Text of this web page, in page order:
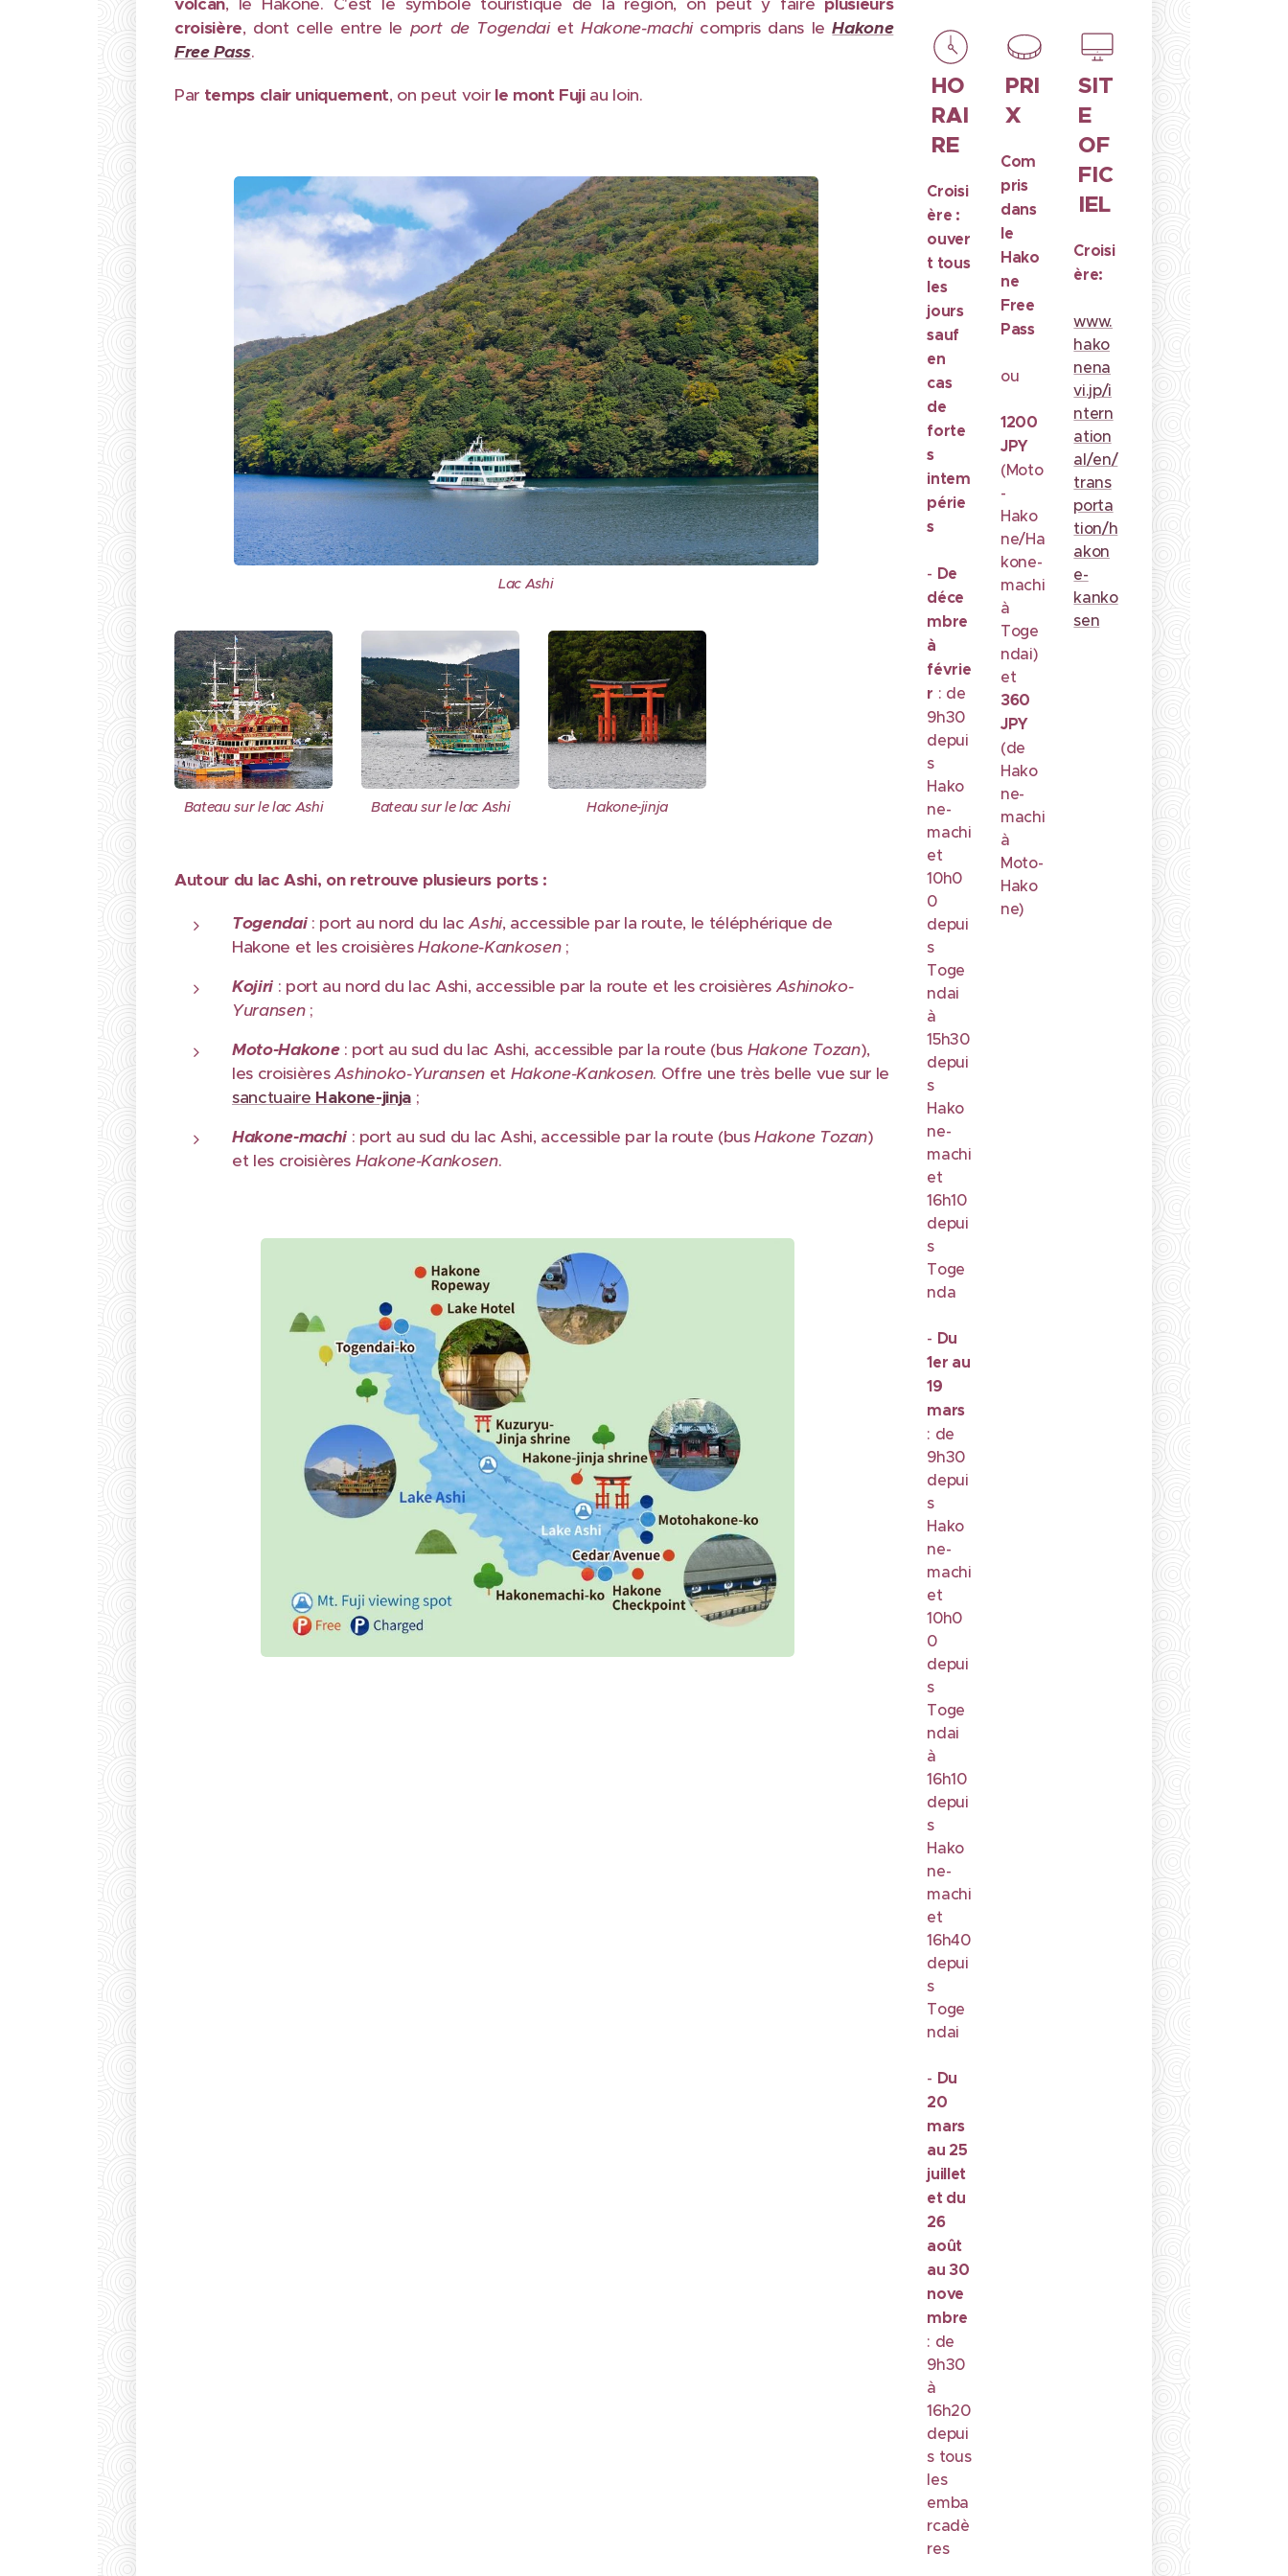
croisière, dont celle entre le port de TogendaietHakone-machicompris dans leHakone
Free Pass.
Par temps clair uniquement, on peut voir le mont Fuji au loin.
Lac Ashi
Bateau sur le lac Ashi Bateau sur le lac Ashi Hakone-jinja
Autour du lac Ashi, on retrouve plusieurs ports :
Togendai: port au nord du lacAshi, accessible par la route, le téléphérique de
Hakone et les croisièresHakone-Kankosen;
Kojiri: port au nord du lac Ashi, accessible par la route et les croisières Ashinoko-
Yuransen;
Moto-Hakone : port au sud du lac Ashi, accessible par la route (bus Hakone Tozan),
les croisièresAshinoko-Yuransen et Hakone-Kankosen. Offre une très belle vue sur le
sanctuaire Hakone-jinja ;
Hakone-machi: port au sud du lac Ashi, accessible par la route (busHakone Tozan)
et les croisières Hakone-Kankosen.
HO
RAI
RE
Croisi
ère :
ouver
t tous
les
jours
sauf
en
cas
de
forte
s
intem
périe
s
- De
déce
mbre
à
févrie
r : de
9h30
depui
s
Hako
ne-
machi
et
10h0
0
depui
s
Toge
ndai
à
15h30
depui
s
Hako
ne-
machi
et
16h10
depui
s
Toge
nda
- Du
1er au
19
mars
: de
9h30
depui
s
Hako
ne-
machi
et
10h0
0
depui
s
Toge
ndai
à
16h10
depui
s
Hako
ne-
machi
et
16h40
depui
s
Toge
ndai
- Du
20
mars
au 25
juillet
et du
26
août
au 30
nove
mbre
: de
9h30
à
16h20
depui
s tous
les
emba
rcadè
res
PRI
X
Com
pris
dans
le
Hako
ne
Free
Pass
ou
1200
JPY
(Moto
-
Hako
ne/Ha
kone-
machi
à
Toge
ndai)
et
360
JPY
(de
Hako
ne-
machi
à
Moto-
Hako
ne)
SIT
E
OF
FIC
IEL
Croisi
ère:
www.
hako
nena
vi.jp/i
ntern
ation
al/en/
trans
porta
tion/h
akon
e-
kanko
sen